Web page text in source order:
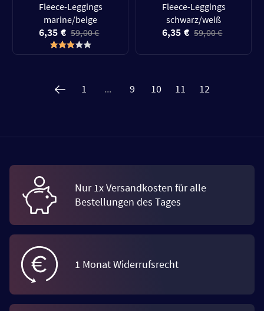
Fleece-Leggings
marine/beige
6,35 € 59,00 €
Fleece-Leggings
schwarz/weiß
6,35 € 59,00 €
1 ... 9 10 11 12
Nur 1x Versandkosten für alle
Bestellungen des Tages
1 Monat Widerrufsrecht